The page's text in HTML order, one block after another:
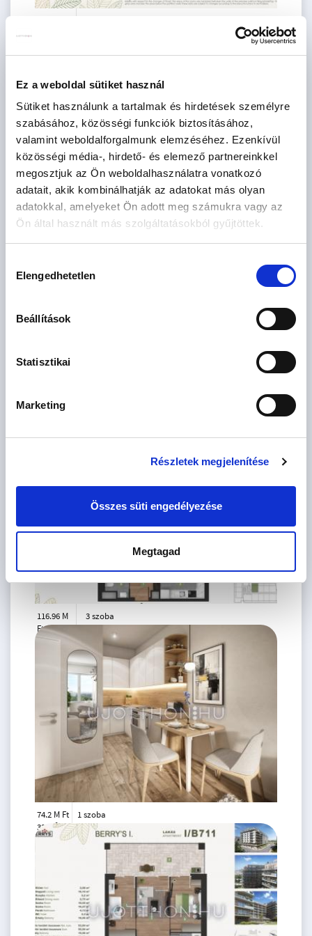
Ez a weboldal sütiket használ
Sütiket használunk a tartalmak és hirdetések személyre
szabásához, közösségi funkciók biztosításához,
valamint weboldalforgalmunk elemzéséhez. Ezenkívül
közösségi média-, hirdető- és elemező partnereinkkel
megosztjuk az Ön weboldalhasználatra vonatkozó
adatait, akik kombinálhatják az adatokat más olyan
adatokkal, amelyeket Ön adott meg számukra vagy az
Ön által használt más szolgáltatásokból gyűjtöttek.
kiválasztása
Elengedhetetlen
Beállítások
Statisztikai
Marketing
Részletek megjelenítése
Összes süti engedélyezése
Megtagad
104.89 M
46 m2
2 szoba
CSOK igényelhető
2
116.96 M
Ft
2
3 szoba
6. emelet
74.2 M Ft
33 m2
1 szoba
emelet